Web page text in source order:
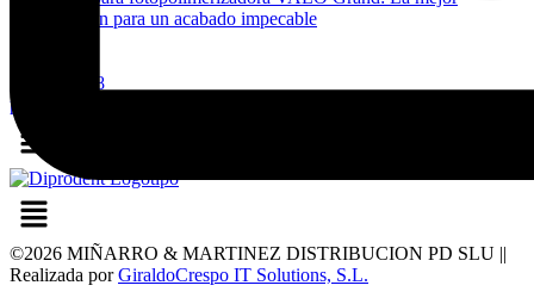
opción para un acabado impecable
617 353 008
pedidos@diprodent.es
Menú
Menú
©2026 MIÑARRO & MARTINEZ DISTRIBUCION PD SLU ||
Realizada porGiraldoCrespo IT Solutions, S.L.